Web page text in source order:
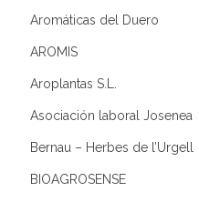
Aromáticas del Duero
AROMIS
Aroplantas S.L.
Asociación laboral Josenea
Bernau – Herbes de l’Urgell
BIOAGROSENSE